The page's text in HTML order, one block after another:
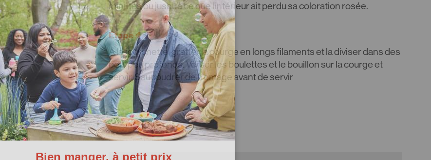
minutes ou jusqu’à ce que l’intérieur ait perdu sa coloration rosée.
Étape 4
À la fourchette, gratter la courge en longs filaments et la diviser dans des
bols peu profonds. Verser les boulettes et le bouillon sur la courge et
servir. Saupoudrer de fromage avant de servir